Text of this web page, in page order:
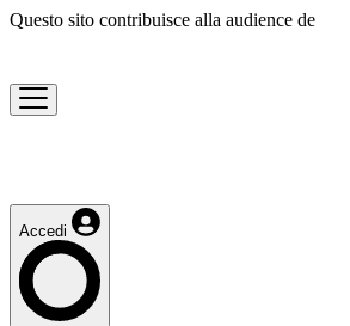
Questo sito contribuisce alla audience de
Accedi